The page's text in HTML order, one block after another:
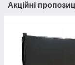
Акційні